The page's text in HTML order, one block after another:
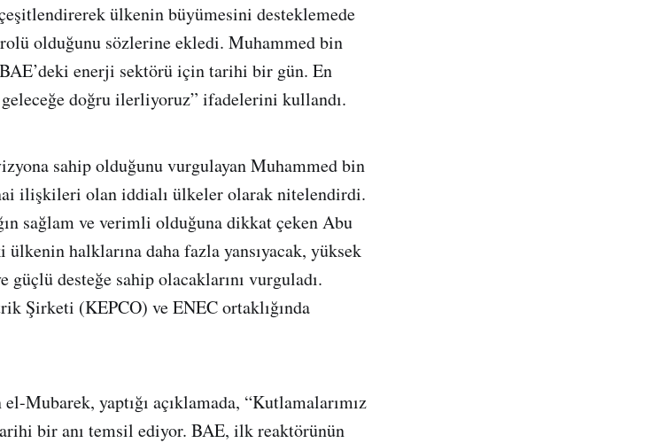
ülkenin büyümesini desteklemede
olduğunu sözlerine ekledi. Muhammed bin
BAE’deki enerji sektörü için tarihi bir gün. En
doğru ilerliyoruz” ifadelerini kullandı.
sahip olduğunu vurgulayan Muhammed bin
ilişkileri olan iddialı ülkeler olarak nitelendirdi.
sağlam ve verimli olduğuna dikkat çeken Abu
halklarına daha fazla yansıyacak, yüksek
desteğe sahip olacaklarını vurguladı.
Şirketi (KEPCO) ve ENEC ortaklığında
Mubarek, yaptığı açıklamada, “Kutlamalarımız
bir anı temsil ediyor. BAE, ilk reaktörünün